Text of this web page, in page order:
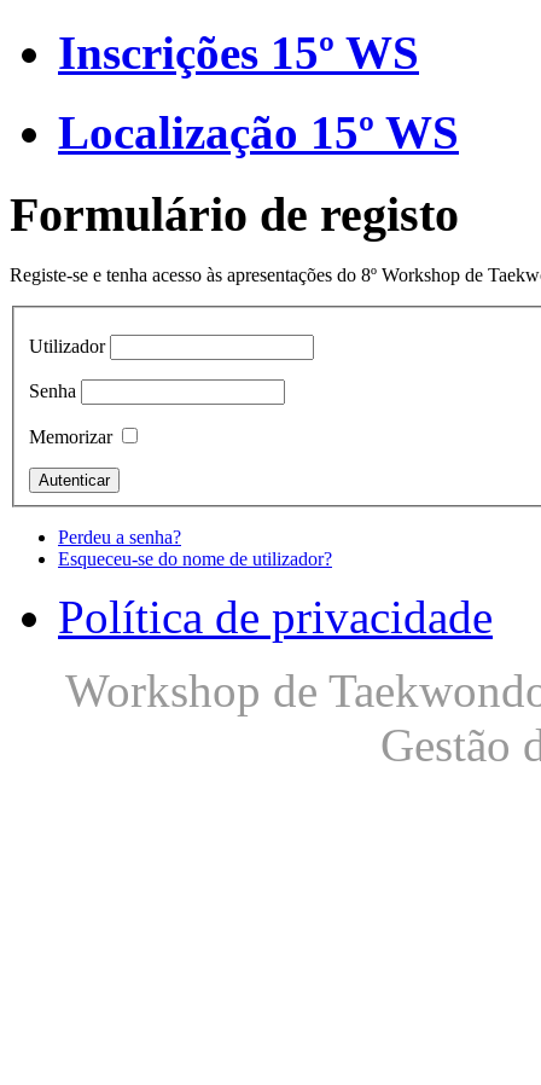
Inscrições 15º WS
Localização 15º WS
Formulário de registo
Registe-se e tenha acesso às apresentações do 8º Workshop de
Utilizador
Senha
Memorizar
Perdeu a senha?
Esqueceu-se do nome de utilizador?
Política de privacidade
Workshop de
Gestão